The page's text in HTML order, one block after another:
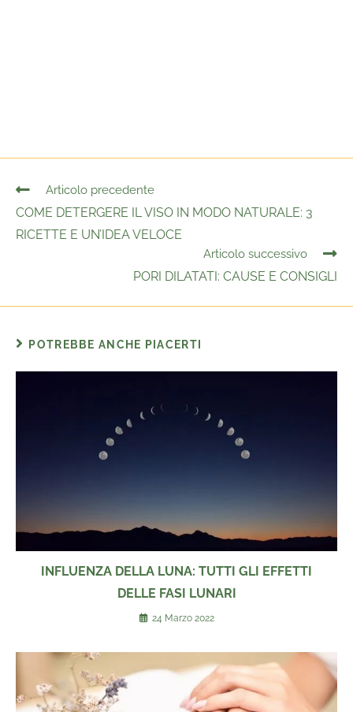
Articolo precedente
COME DETERGERE IL VISO IN MODO NATURALE: 3
RICETTE E UN’IDEA VELOCE
Articolo successivo
PORI DILATATI: CAUSE E CONSIGLI
POTREBBE ANCHE PIACERTI
INFLUENZA DELLA LUNA: TUTTI GLI EFFETTI
DELLE FASI LUNARI
24 Marzo 2022